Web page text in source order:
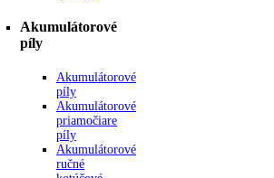
Akumulátorové
píly
Akumulátorové
píly
Akumulátorové
priamočiare
píly
Akumulátorové
ručné